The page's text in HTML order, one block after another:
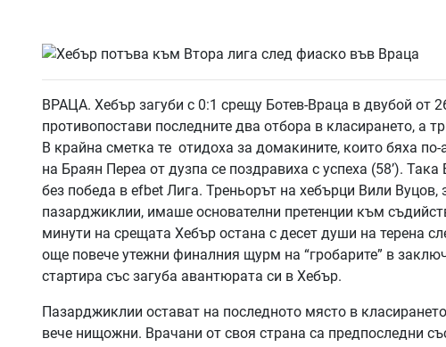
ВРАЦА. Хебър загуби с 0:1 срещу Ботев-Враца в двубой от
противопостави последните два отбора в класирането, а
В крайна сметка те отидоха за домакините, които бяха
на Браян Переа от дузпа се поздравиха с успеха (58’).
без победа в efbet Лига. Треньорът на хебърци Вили Вуцов,
пазарджиклии, имаше основателни претенции към
минути на срещата Хебър остана с десет души на терена
още повече утежни финалния щурм на “гробарите” в
стартира със загуба авантюрата си в Хебър.
Пазарджиклии остават на последното място в
вече нищожни. Врачани от своя страна са предпоследни